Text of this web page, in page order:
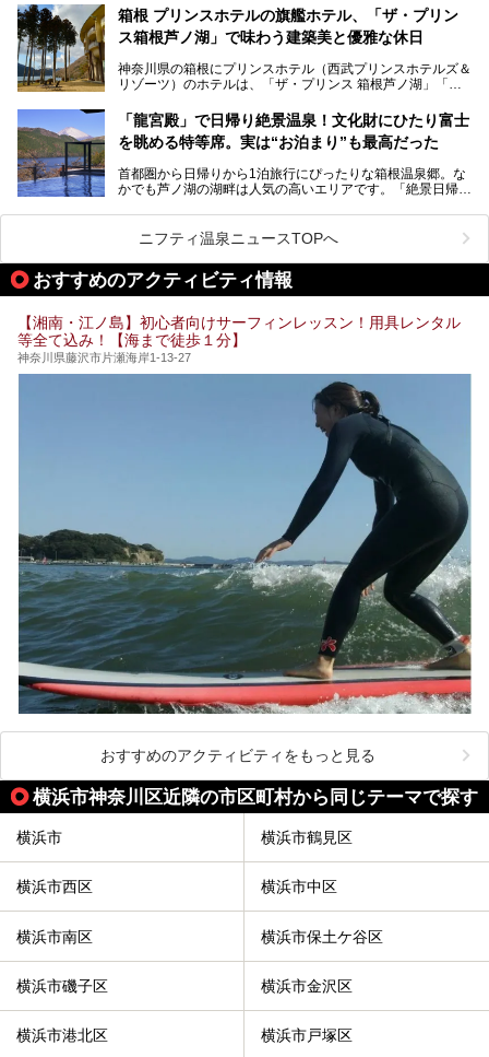
サウナ室の中に咲き誇る桜、魚たちが泳ぐ水風呂、そしてバ
リのビーチを思わせる休憩スペース…。驚きの連続だった館
内の様子をレポートします！
たい」
そんな「癒やされたい」という願いを叶えてくれるのが、神
神奈川県には、サウナや岩盤浴、一日中遊べるエンタメ施設
など、“非日常”を味わえるスーパー銭湯が数多く揃っていま
う」という人も多いはず。
そこで今回は、神奈川県内の人気施設26選を「安さ」「岩
業」「駅近」など、目的別に厳選して紹介します。
今の気分にぴったりの施設を見つけて、最高のリフレッシュ
箱根 プリンスホテルの旗艦ホテル、「ザ・プリン
ス箱根芦ノ湖」で味わう建築美と優雅な休日
神奈川県の箱根にプリンスホテル（西武プリンスホテルズ＆
リゾーツ）のホテルは、「ザ・プリンス 箱根芦ノ湖」「芦
「箱根仙石原プリンスホテル」と4軒あり、今回ご紹介する
「ザ・プリンス 箱根芦ノ湖」は、その中でもフラッグシッ
プ（旗艦）に位置づけられる特別なホテルです。
昭和の日本を代表する建築家の一人、村野藤吾が芦ノ湖の畔
に建てた桃源郷のようなホテルがここ。自家源泉の温泉や、
提供元：株式会社西武・プリンスホテルズワールドワイド
【PR】
この記事はザ・プリンス 箱根芦ノ湖のPR記事です。
「龍宮殿」で日帰り絶景温泉！文化財にひたり富士
を眺める特等席。実は“お泊まり”も最高だった
首都圏から日帰りから1泊旅行にぴったりな箱根温泉郷。な
かでも芦ノ湖の湖畔は人気の高いエリアです。「絶景日帰り
が楽しめるまさに眺望自慢の日帰り温泉。
そしてここは全24室の「箱根 芦ノ湖畔蛸川温泉 龍宮殿」と
して宿泊もできます。宿泊者は「龍宮殿本館」の営業時間に
加えて、朝6時からの宿泊者専用時間帯にも「龍宮殿本館」
のお風呂が利用できます。
今回は日帰り温泉としての「絶景日帰り温泉 龍宮殿本館
（以下、龍宮殿本館）」と、旅館としての「箱根 芦ノ湖畔
蛸川温泉 龍宮殿（以下、龍宮殿）」の両方の魅力をたっぷ
りお伝えします！
ここは箱根神社、九頭龍神社、白龍神社、箱根元宮と箱根の
4つの神社に囲まれたパワースポットです。
提供元：株式会社西武・プリンスホテルズワールドワイド
この記事は箱根 芦ノ湖畔蛸川温泉 龍宮殿のPR記事です。
ニフティ温泉ニュースTOPへ
おすすめのアクティビティ情報
【湘南・江ノ島】初心者向けサーフィンレッスン！用具レンタル
等全て込み！【海まで徒歩１分】
神奈川県藤沢市片瀬海岸1-13-27
おすすめのアクティビティをもっと見る
横浜市神奈川区近隣の市区町村から同じテーマで探す
横浜市 横浜市鶴見区
横浜市西区 横浜市中区
横浜市南区 横浜市保土ケ谷区
横浜市磯子区 横浜市金沢区
横浜市港北区 横浜市戸塚区